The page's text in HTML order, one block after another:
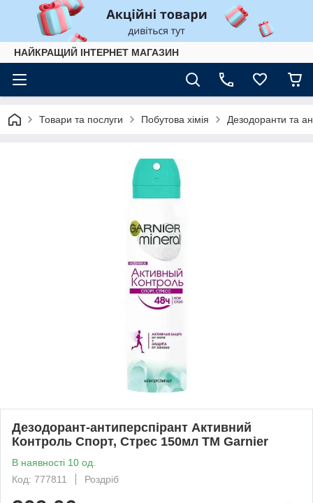
НАЙКРАЩИЙ ІНТЕРНЕТ МАГАЗИН
Товари та послуги Побутова хімія Дезодоранти та
Дезодорант-антиперспірант Активний
Контроль Спорт, Стрес 150мл ТМ Garnier
В наявності 10 од.
Код: 777811
Роздріб